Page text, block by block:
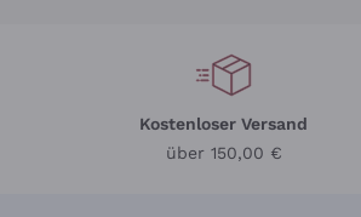
Kostenloser Versand
über 150,00 €